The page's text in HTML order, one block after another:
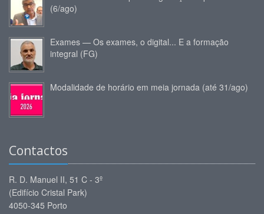
(6/ago)
Exames — Os exames, o digital... E a formação
integral (FG)
Modalidade de horário em meia jornada (até 31/ago)
Contactos
R. D. Manuel II, 51 C - 3º
(Edifício Cristal Park)
4050-345 Porto